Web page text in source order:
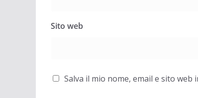
Sito web
Salva il mio nome, email e sito